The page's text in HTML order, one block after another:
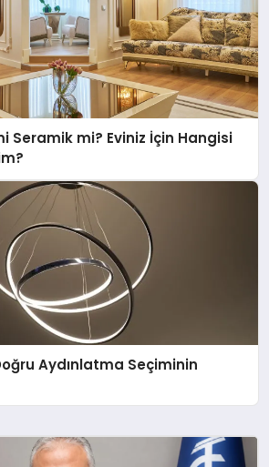
Seramik mi? Eviniz İçin Hangisi
Aydınlatma Seçiminin